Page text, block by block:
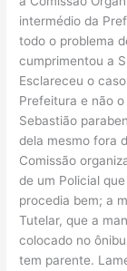
intermédio da
todo o problema
cumprimentou a
Esclareceu o
Prefeitura e não
Sebastião
dela mesmo fora
Comissão
de um Policial
procedia bem; a
Tutelar, que a
colocado no
tem parente.